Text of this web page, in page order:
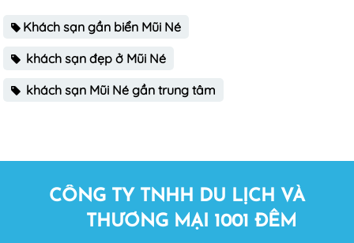
Khách sạn gần biển Mũi Né
khách sạn đẹp ở Mũi Né
khách sạn Mũi Né gần trung tâm
CÔNG TY TNHH DU LỊCH VÀ
THƯƠNG MẠI 1001 ĐÊM